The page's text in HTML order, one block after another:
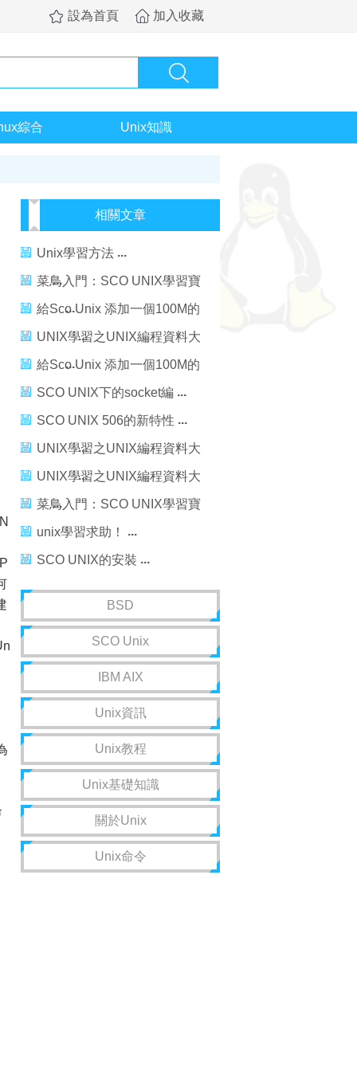
設為首頁 加入收藏
綜合 Unix知識
相關文章
Unix學習方法
菜鳥入門：SCO UNIX學習寶
典
給Sco Unix 添加一個100M的
軟驅
UNIX學習之UNIX編程資料大
收集二
給Sco Unix 添加一個100M的
軟驅
SCO UNIX下的socket編
SCO UNIX 506的新特性
UNIX學習之UNIX編程資料大
收集二
UNIX學習之UNIX編程資料大
收集一
菜鳥入門：SCO UNIX學習寶
典
unix學習求助！
SCO UNIX的安裝
BSD
SCO Unix
IBM AIX
Unix資訊
Unix教程
Unix基礎知識
關於Unix
Unix命令